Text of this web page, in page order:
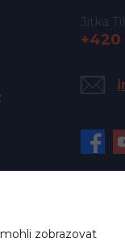
Jitka
+420
zobrazovat